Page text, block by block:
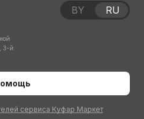
3-й
сервиса Куфар Маркет
BY RU